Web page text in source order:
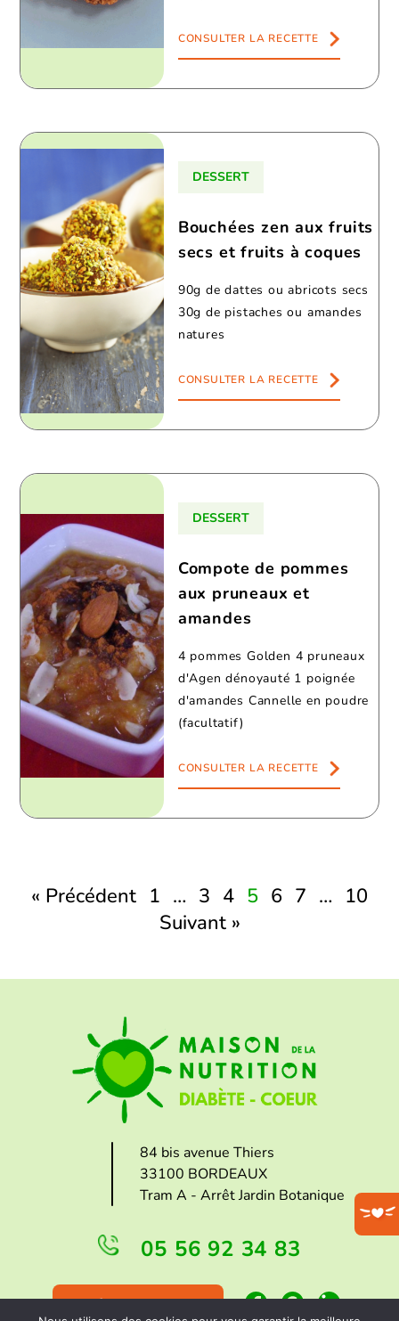
CONSULTER LA RECETTE
DESSERT
Bouchées zen aux fruits
secs et fruits à coques
90g de dattes ou abricots secs
30g de pistaches ou amandes
natures
CONSULTER LA RECETTE
DESSERT
Compote de pommes
aux pruneaux et
amandes
4 pommes Golden 4 pruneaux
d'Agen dénoyauté 1 poignée
d'amandes Cannelle en poudre
(facultatif)
CONSULTER LA RECETTE
« Précédent 1 … 3 4 5 6 7 … 10
Suivant »
84 bis avenue Thiers
33100 BORDEAUX
Tram A - Arrêt Jardin Botanique
05 56 92 34 83